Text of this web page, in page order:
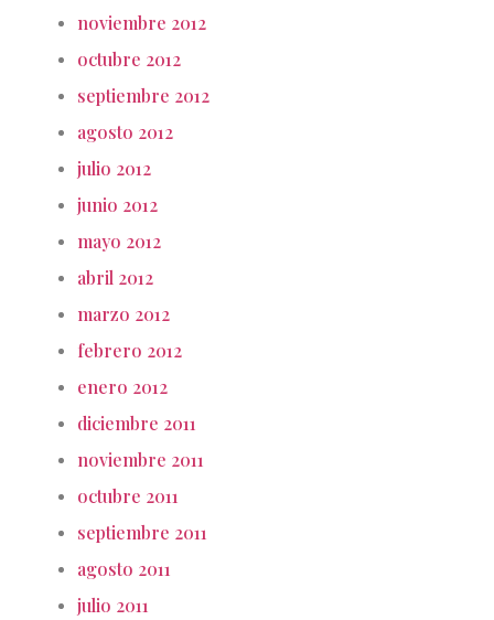
noviembre 2012
octubre 2012
septiembre 2012
agosto 2012
julio 2012
junio 2012
mayo 2012
abril 2012
marzo 2012
febrero 2012
enero 2012
diciembre 2011
noviembre 2011
octubre 2011
septiembre 2011
agosto 2011
julio 2011